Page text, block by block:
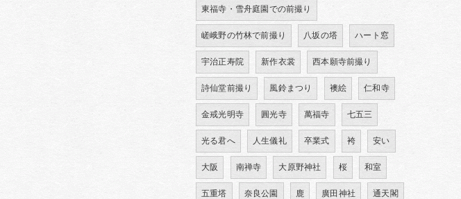
東福寺・雪舟庭園での前撮り
嵯峨野の竹林で前撮り 八坂の塔 ハート窓
宇治正寿院 新作衣裳 西本願寺前撮り
詩仙堂前撮り 風鈴まつり 襖絵 仁和寺
金戒光明寺 圓光寺 萬福寺 七五三
光る君へ 人生儀礼 卒業式 袴 安い
大阪 南禅寺 大原野神社 桜 和室
五重塔 奈良公園 鹿 廣田神社 通天閣